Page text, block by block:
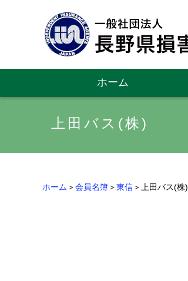
ホーム
上田バス(株)
ホーム ＞会員名簿＞東信＞上田バス(株)